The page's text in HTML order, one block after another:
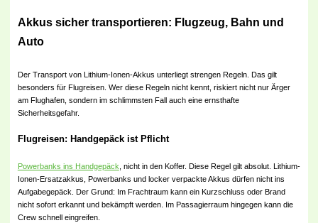
Akkus sicher transportieren: Flugzeug, Bahn und
Auto
Der Transport von Lithium-Ionen-Akkus unterliegt strengen Regeln. Das gilt
besonders für Flugreisen. Wer diese Regeln nicht kennt, riskiert nicht nur Ärger
am Flughafen, sondern im schlimmsten Fall auch eine ernsthafte
Sicherheitsgefahr.
Flugreisen: Handgepäck ist Pflicht
Powerbanks ins Handgepäck , nicht in den Koffer. Diese Regel gilt absolut. Lithium-
Ionen-Ersatzakkus, Powerbanks und locker verpackte Akkus dürfen nicht ins
Aufgabegepäck. Der Grund: Im Frachtraum kann ein Kurzschluss oder Brand
nicht sofort erkannt und bekämpft werden. Im Passagierraum hingegen kann die
Crew schnell eingreifen.